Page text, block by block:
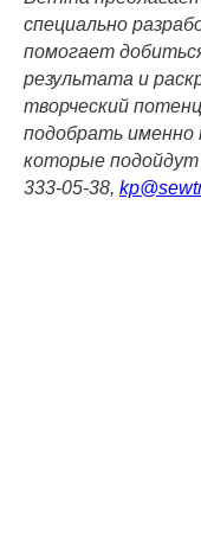
специально
помогает
результата и
творческий
подобрать именно
которые подойдут
333-05-38,